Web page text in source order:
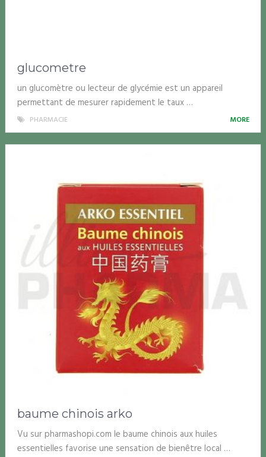
glucometre
un glucomètre ou lecteur de glycémie est un appareil
permettant de mesurer rapidement le taux …
PHARMACIE MORE
baume chinois arko
Vu sur pharmashopi.com le baume chinois aux huiles
essentielles favorise une sensation de bienêtre local …